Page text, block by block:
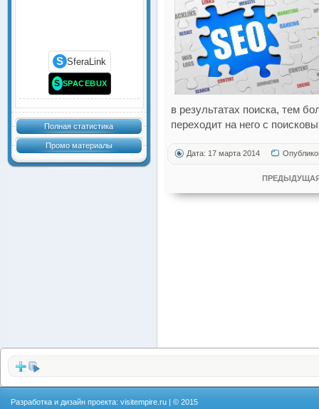
S SferaLink
S SPACEBUX
Полная статистика
Промо материалы
в результатах поиска, тем
переходит на него с
Дата: 17 марта 2014
Разработка и дизайн проекта: visitempire.ru | © 2015